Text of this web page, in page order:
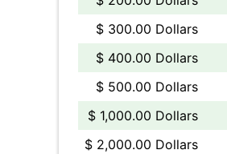
$ 300.00 Dollars
$ 400.00 Dollars
$ 500.00 Dollars
$ 1,000.00 Dollars
$ 2,000.00 Dollars